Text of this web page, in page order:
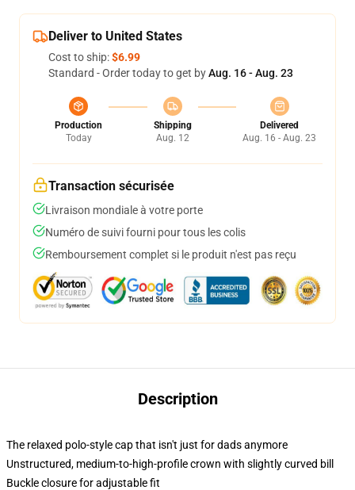
Deliver to United States
Cost to ship:$6.99
Standard - Order today to get byAug. 16 - Aug. 23
Production
Today
Shipping
Aug. 12
Delivered
Aug. 16 - Aug. 23
Transaction sécurisée
Livraison mondiale à votre porte
Numéro de suivi fourni pour tous les colis
Remboursement complet si le produit n'est pas reçu
Description
The relaxed polo-style cap that isn't just for dads anymore
Unstructured, medium-to-high-profile crown with slightly curved bill
Buckle closure for adjustable fit